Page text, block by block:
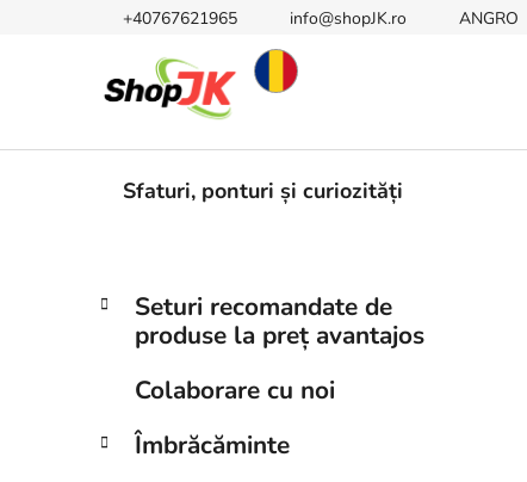
+40767621965 info@shopJK.ro ANGRO
Sfaturi, ponturi și curiozități
B
a
peste
categorii
C
a
r
Seturi recomandate de
produse la preț avantajos
Colaborare cu noi
Îmbrăcăminte